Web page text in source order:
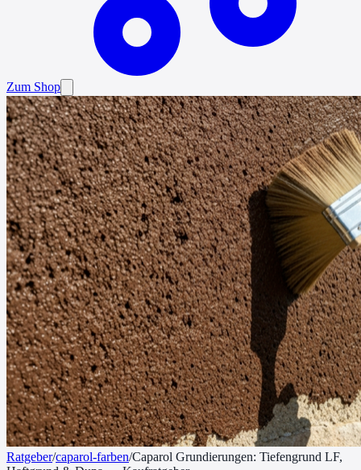
Zum Shop
Ratgeber/caparol-farben/Caparol Grundierungen: Tiefengrund LF,